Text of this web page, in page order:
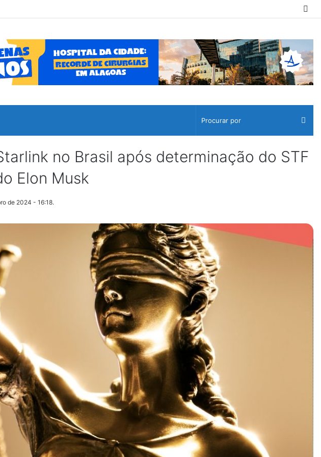
por
no Brasil após determinação do STF
Elon Musk
de 2024 - 16:18.